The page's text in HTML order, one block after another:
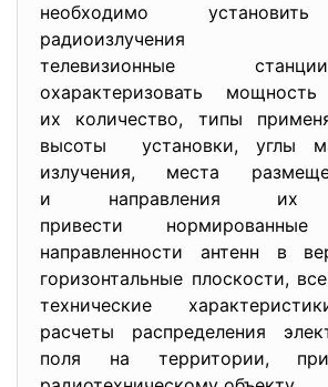
необходимо
радиоизлучения
телевизионные
охарактеризовать мощность
их количество, типы
высоты установки, углы
излучения, места
и направления их
привести
направленности антенн в
горизонтальные плоскости,
технические
расчеты распределения
поля на территории,